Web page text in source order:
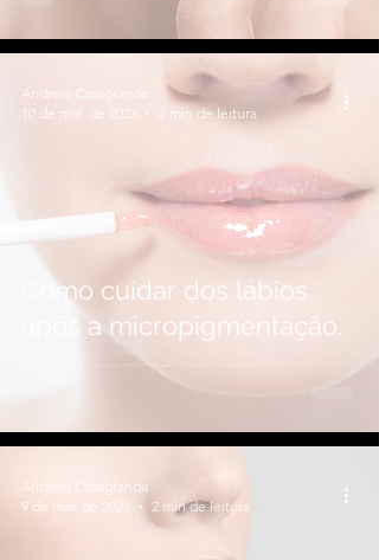
Como cuidar dos lábios
após a micropigmentação.
Andreia Casagrande
10 de mar. de 2023
2 min de leitura
Andreia Casagrande
9 de mar. de 2023
2 min de leitura